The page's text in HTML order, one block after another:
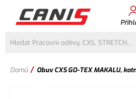
Domů / Obuv CXS GO-TEX MAKALU,